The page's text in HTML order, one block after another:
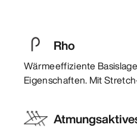
Rho
Wärmeeffiziente
Eigenschaften. Mit